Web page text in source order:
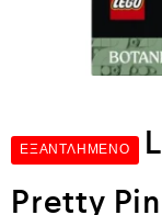
ΕΞΑΝΤΛΗΜΈΝΟ
Pretty